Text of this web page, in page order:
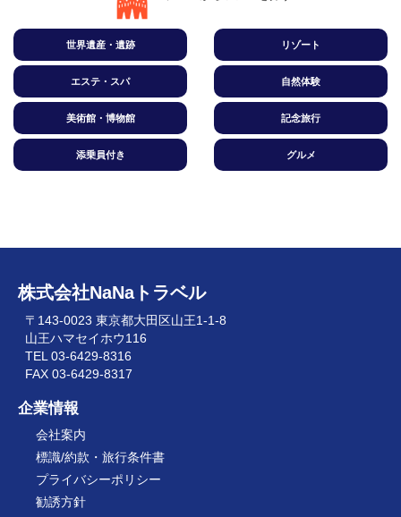
世界遺産・遺跡 リゾート
エステ・スパ 自然体験
美術館・博物館 記念旅行
添乗員付き グルメ
株式会社NaNaトラベル
〒143-0023 東京都大田区山王1-1-8
山王ハマセイホウ116
TEL 03-6429-8316
FAX 03-6429-8317
企業情報
会社案内
標識/約款・旅行条件書
プライバシーポリシー
勧誘方針